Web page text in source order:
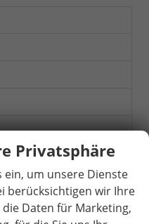
Privatsphäre
ein, um unsere Dienste
berücksichtigen wir Ihre
Daten für Marketing,